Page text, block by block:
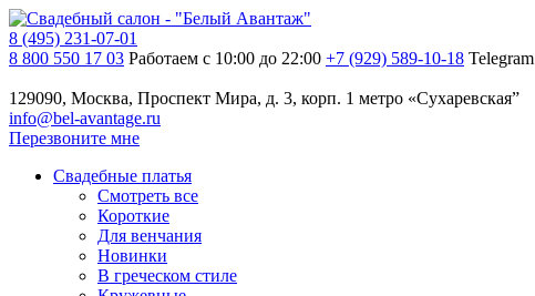
8 (495) 231-07-01
8 800 550 17 03 Работаем с 10:00 до 22:00 +7 (929) 589-10-18 Telegram
129090, Москва, Проспект Мира, д. 3, корп. 1 метро «Сухаревская”
info@bel-avantage.ru
Перезвоните мне
Свадебные платья
Смотреть все
Короткие
Для венчания
Новинки
В греческом стиле